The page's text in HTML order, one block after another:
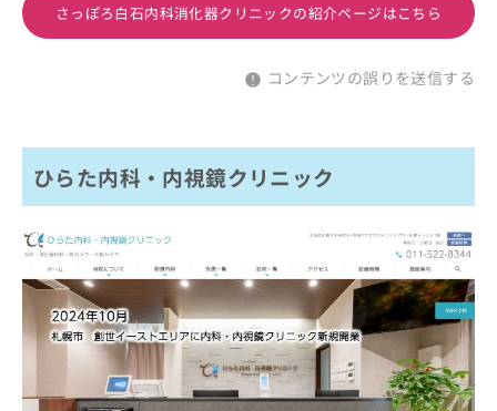
さっぽろ白石内科消化器クリニックの紹介ページはこちら
コンテンツの誤りを送信する
ひらた内科・内視鏡クリニック